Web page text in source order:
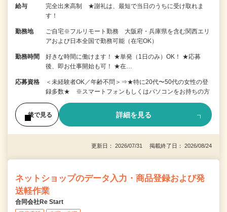
給与
完全出来高制 ★謝礼は、最短で当日のうちに受け取れま
す！
勤務地
ご自宅※フルリモート勤務 大阪府・兵庫県を含む関西エリ
アおよび日本全国で勤務可能（在宅OK）
勤務時間
好きな時間に働けます！ ★単発（1日のみ）OK！ ★応募
後、即お仕事開始も可！ ★在…
応募資格
＜未経験者OK／年齢不問＞⇒★特に20代〜50代の女性の登
録多数★ ※スマートフォンもしくはパソコンをお持ちの方
後で見る 詳細を見る
更新日： 2026/07/31 掲載終了日： 2026/08/24
ネットショップのデータ入力・商品登録および発
送軽作業
合同会社Re Start